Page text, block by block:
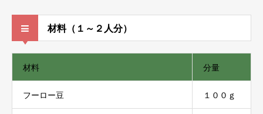
材料（１～２人分）
材料 分量
フーロー豆 １００ｇ